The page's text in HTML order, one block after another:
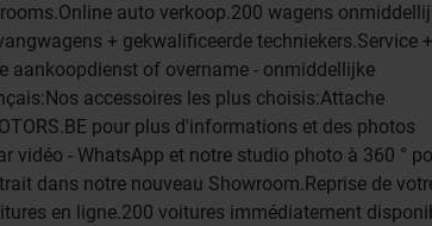
auto verkoop.200 wagens
+ gekwalificeerde techniekers.Service +
aankoopdienst of overname - onmiddellijke
accessoires les plus choisis:Attache
pour plus d'informations et des photos
vidéo - WhatsApp et notre studio photo à 360 °
dans notre nouveau Showroom.Reprise de
en ligne.200 voitures immédiatement